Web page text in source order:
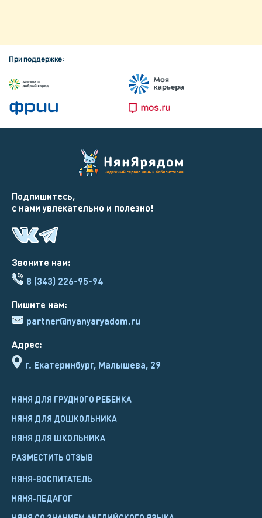
При поддержке:
Адрес:
г. Екатеринбург, Малышева, 29
Звоните нам:
8 (343) 226-95-94
НЯНЯ ДЛЯ ГРУДНОГО РЕБЕНКА
НЯНЯ ДЛЯ ДОШКОЛЬНИКА
НЯНЯ ДЛЯ ШКОЛЬНИКА
РАЗМЕСТИТЬ ОТЗЫВ
Пишите нам:
partner@nyanyaryadom.ru
НЯНЯ-ВОСПИТАТЕЛЬ
НЯНЯ-ПЕДАГОГ
Подпишитесь,
с нами увлекательно и полезно!